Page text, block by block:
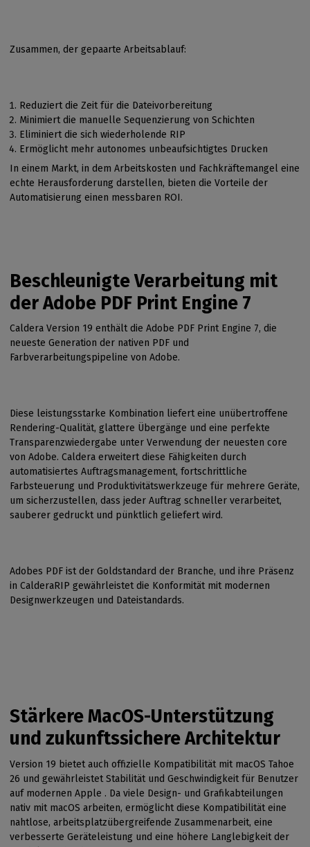
Zusammen, der gepaarte Arbeitsablauf:
Reduziert die Zeit für die Dateivorbereitung
Minimiert die manuelle Sequenzierung von Schichten
Eliminiert die sich wiederholende RIP
Ermöglicht mehr autonomes unbeaufsichtigtes Drucken
In einem Markt, in dem Arbeitskosten und Fachkräftemangel eine
echte Herausforderung darstellen, bieten die Vorteile der
Automatisierung einen messbaren ROI.
Beschleunigte Verarbeitung mit
der Adobe PDF Print Engine 7
Caldera Version 19 enthält die Adobe PDF Print Engine 7, die
neueste Generation der nativen PDF und
Farbverarbeitungspipeline von Adobe.
Diese leistungsstarke Kombination liefert eine unübertroffene
Rendering-Qualität, glattere Übergänge und eine perfekte
Transparenzwiedergabe unter Verwendung der neuesten core
von Adobe. Caldera erweitert diese Fähigkeiten durch
automatisiertes Auftragsmanagement, fortschrittliche
Farbsteuerung und Produktivitätswerkzeuge für mehrere Geräte,
um sicherzustellen, dass jeder Auftrag schneller verarbeitet,
sauberer gedruckt und pünktlich geliefert wird.
Adobes PDF ist der Goldstandard der Branche, und ihre Präsenz
in CalderaRIP gewährleistet die Konformität mit modernen
Designwerkzeugen und Dateistandards.
Stärkere MacOS-Unterstützung
und zukunftssichere Architektur
Version 19 bietet auch offizielle Kompatibilität mit macOS Tahoe
26 und gewährleistet Stabilität und Geschwindigkeit für Benutzer
auf modernen Apple . Da viele Design- und Grafikabteilungen
nativ mit macOS arbeiten, ermöglicht diese Kompatibilität eine
nahtlose, arbeitsplatzübergreifende Zusammenarbeit, eine
verbesserte Geräteleistung und eine höhere Langlebigkeit der